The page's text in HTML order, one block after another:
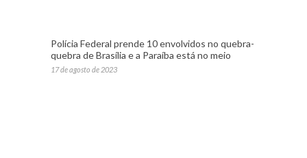
Polícia Federal prende 10 envolvidos no quebra-
quebra de Brasília e a Paraíba está no meio
17 de agosto de 2023